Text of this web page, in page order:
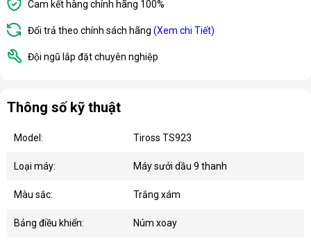
Cam kết hàng chính hãng 100%
Đổi trả theo chính sách hãng (Xem chi Tiết)
Đội ngũ lắp đặt chuyên nghiệp
Thông số kỹ thuật
Model: Tiross TS923
Loại máy: Máy sưởi dầu 9 thanh
Màu sắc: Trắng xám
Bảng điều khiển: Núm xoay